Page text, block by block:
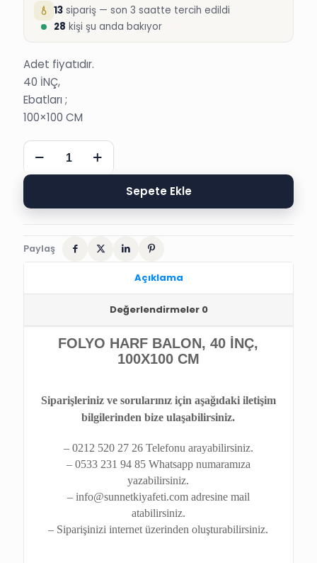
13 sipariş — son 3 saatte tercih edildi
28 kişi şu anda bakıyor
Adet fiyatıdır.
40 İNÇ,
Ebatları ;
100×100 CM
FOLYO
HARF
BALON,
İNÇ,
Sepete Ekle
Paylaş
Açıklama
Değerlendirmeler 0
FOLYO HARF BALON, 40 İNÇ,
100X100 CM
Siparişleriniz ve sorularınız için aşağıdaki iletişim
bilgilerinden bize ulaşabilirsiniz.
– 0212 520 27 26 Telefonu arayabilirsiniz.
– 0533 231 94 85 Whatsapp numaramıza
yazabilirsiniz.
– info@sunnetkiyafeti.com adresine mail
atabilirsiniz.
– Siparişinizi internet üzerinden oluşturabilirsiniz.